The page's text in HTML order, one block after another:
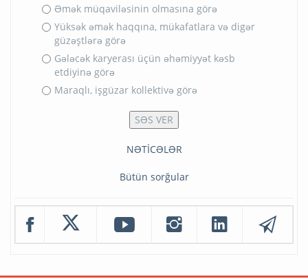
Əmək müqaviləsinin olmasına görə
Yüksək əmək haqqına, mükafatlara və digər
güzəştlərə görə
Gələcək karyerası üçün əhəmiyyət kəsb
etdiyinə görə
Maraqlı, işgüzar kollektivə görə
NƏTİCƏLƏR
Bütün sorğular